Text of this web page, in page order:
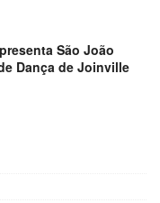
São João
Dança de Joinville